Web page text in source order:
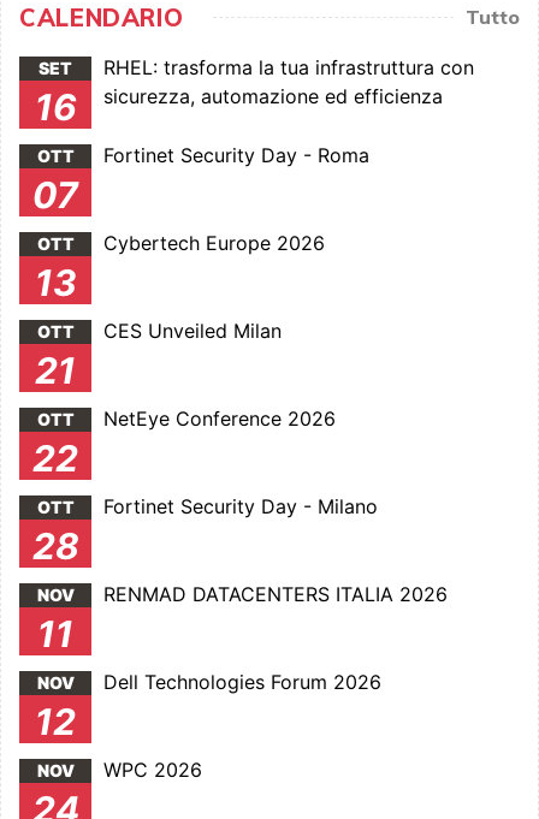
CALENDARIO Tutto
SET
16
RHEL: trasforma la tua infrastruttura con
sicurezza, automazione ed efficienza
OTT
07
Fortinet Security Day - Roma
OTT
13
Cybertech Europe 2026
OTT
21
CES Unveiled Milan
OTT
22
NetEye Conference 2026
OTT
28
Fortinet Security Day - Milano
NOV
11
RENMAD DATACENTERS ITALIA 2026
NOV
12
Dell Technologies Forum 2026
NOV
24
WPC 2026